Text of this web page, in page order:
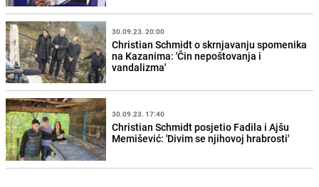
30.09.23. 20:00
Christian Schmidt o skrnjavanju spomenika
na Kazanima: 'Čin nepoštovanja i
vandalizma'
30.09.23. 17:40
Christian Schmidt posjetio Fadila i Ajšu
Memišević: 'Divim se njihovoj hrabrosti'